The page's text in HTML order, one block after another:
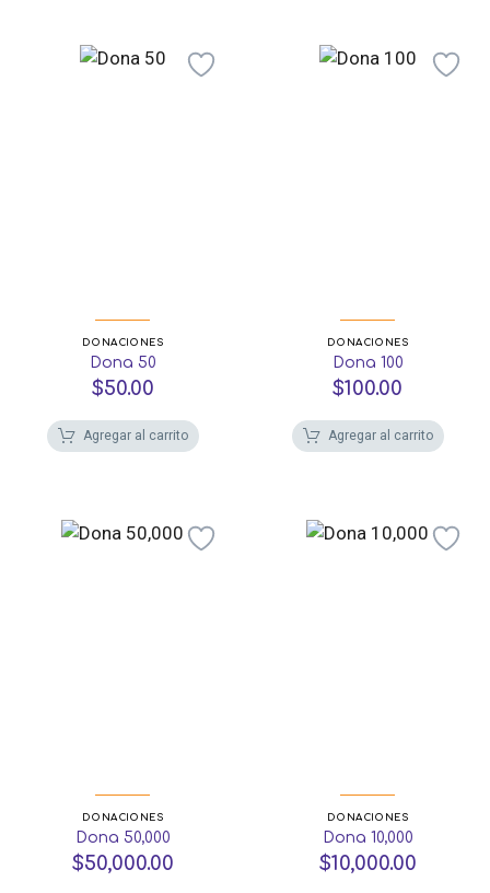
DONACIONES
Dona 50
$50.00
Agregar al carrito
DONACIONES
Dona 100
$100.00
Agregar al carrito
DONACIONES
Dona 50,000
$50,000.00
DONACIONES
Dona 10,000
$10,000.00